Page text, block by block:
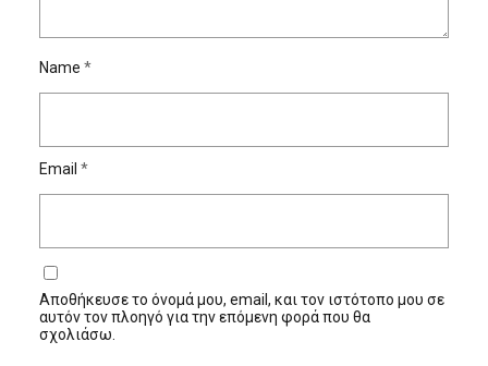
Name *
Email *
Αποθήκευσε το όνομά μου, email, και τον ιστότοπο μου σε
αυτόν τον πλοηγό για την επόμενη φορά που θα
σχολιάσω.